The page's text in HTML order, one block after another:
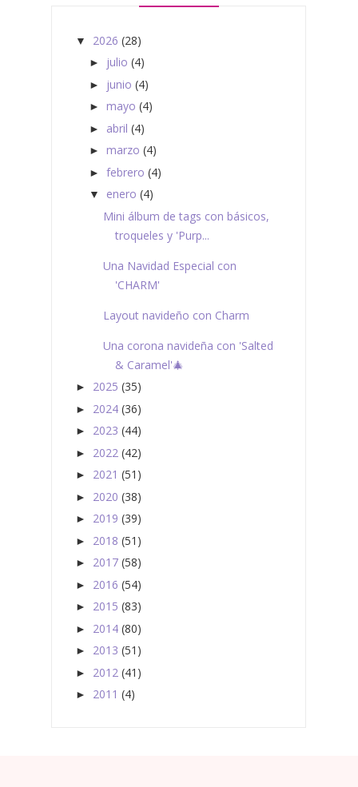
▼ 2026 (28)
► julio (4)
► junio (4)
► mayo (4)
► abril (4)
► marzo (4)
► febrero (4)
▼ enero (4)
Mini álbum de tags con básicos,
troqueles y 'Purp...
Una Navidad Especial con
'CHARM'
Layout navideño con Charm
Una corona navideña con 'Salted
& Caramel'🎄
► 2025 (35)
► 2024 (36)
► 2023 (44)
► 2022 (42)
► 2021 (51)
► 2020 (38)
► 2019 (39)
► 2018 (51)
► 2017 (58)
► 2016 (54)
► 2015 (83)
► 2014 (80)
► 2013 (51)
► 2012 (41)
► 2011 (4)